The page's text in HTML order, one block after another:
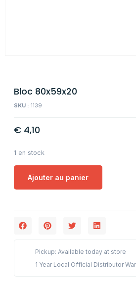
Bloc 80x59x20
SKU : 1139
€ 4,10
1 en stock
Ajouter au panier
Pickup: Available today at store
1 Year Local Official Distributor